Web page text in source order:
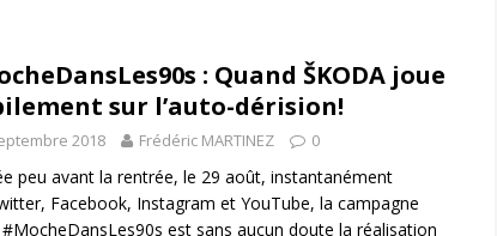
: Honda dévoile un spot publicitaire… confiné! ACTUS
: Quand ŠKODA joue
sur l’auto-dérision!
2018 Frédéric MARTINEZ 0
peu avant la rentrée, le 29 août, instantanément
Facebook, Instagram et YouTube, la campagne
est sans aucun doute la réalisation